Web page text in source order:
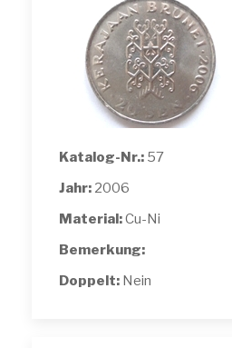
Katalog-Nr.: 57
Jahr: 2006
Material:Cu-Ni
Bemerkung:
Doppelt: Nein